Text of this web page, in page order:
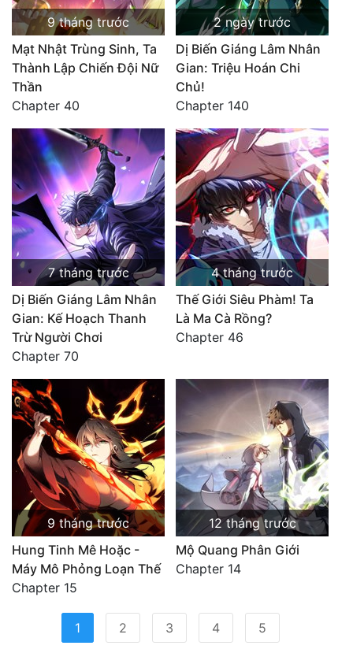
9 tháng trước
Mạt Nhật Trùng Sinh, Ta
Thành Lập Chiến Đội Nữ
Thần
Chapter 40
2 ngày trước
Dị Biến Giáng Lâm Nhân
Gian: Triệu Hoán Chi
Chủ!
Chapter 140
7 tháng trước
Dị Biến Giáng Lâm Nhân
Gian: Kế Hoạch Thanh
Trừ Người Chơi
Chapter 70
4 tháng trước
Thế Giới Siêu Phàm! Ta
Là Ma Cà Rồng?
Chapter 46
9 tháng trước
Hung Tinh Mê Hoặc -
Máy Mô Phỏng Loạn Thế
Chapter 15
12 tháng trước
Mộ Quang Phân Giới
Chapter 14
1
(current)
2 3 4 5